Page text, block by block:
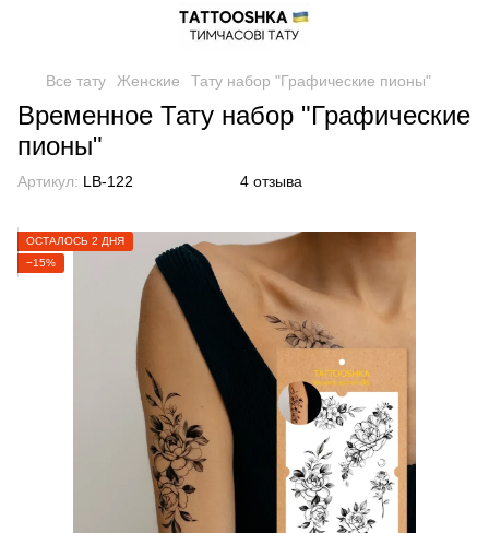
Все тату Женские Тату набор "Графические пионы"
Временное Тату набор "Графические
пионы"
Артикул: LB-122 4 отзыва
ОСТАЛОСЬ 2 ДНЯ
−15%